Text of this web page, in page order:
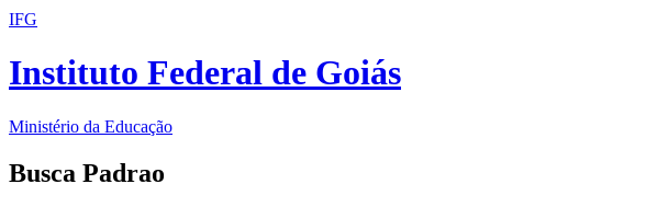
IFG
Instituto Federal de Goiás
Ministério da Educação
Busca Padrao